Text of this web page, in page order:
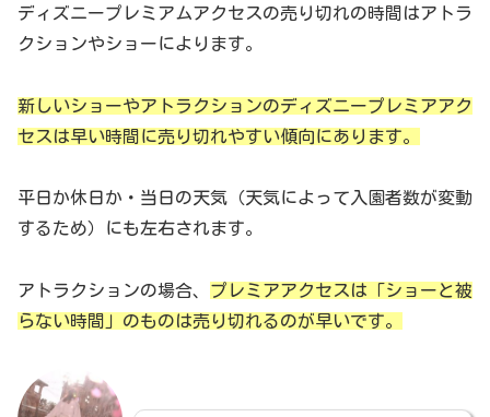
ディズニープレミアムアクセスの売り切れの時間はアトラ
クションやショーによります。
新しいショーやアトラクションのディズニープレミアアク
セスは早い時間に売り切れやすい傾向にあります。
平日か休日か・当日の天気（天気によって入園者数が変動
するため）にも左右されます。
アトラクションの場合、 プレミアアクセスは「ショーと被
らない時間」のものは売り切れるのが早いです。